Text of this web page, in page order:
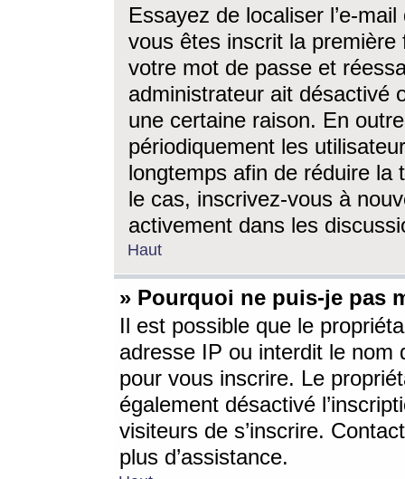
Essayez de localiser l’e-
vous êtes inscrit la première
votre mot de passe et
administrateur ait désactivé
une certaine raison. En
périodiquement les
longtemps afin de réduire la
le cas, inscrivez-vous à
activement dans les
Haut
» Pourquoi ne puis-je pas
Il est possible que le
adresse IP ou interdit le nom
pour vous inscrire. Le
également désactivé
visiteurs de s’inscrire.
plus d’assistance.